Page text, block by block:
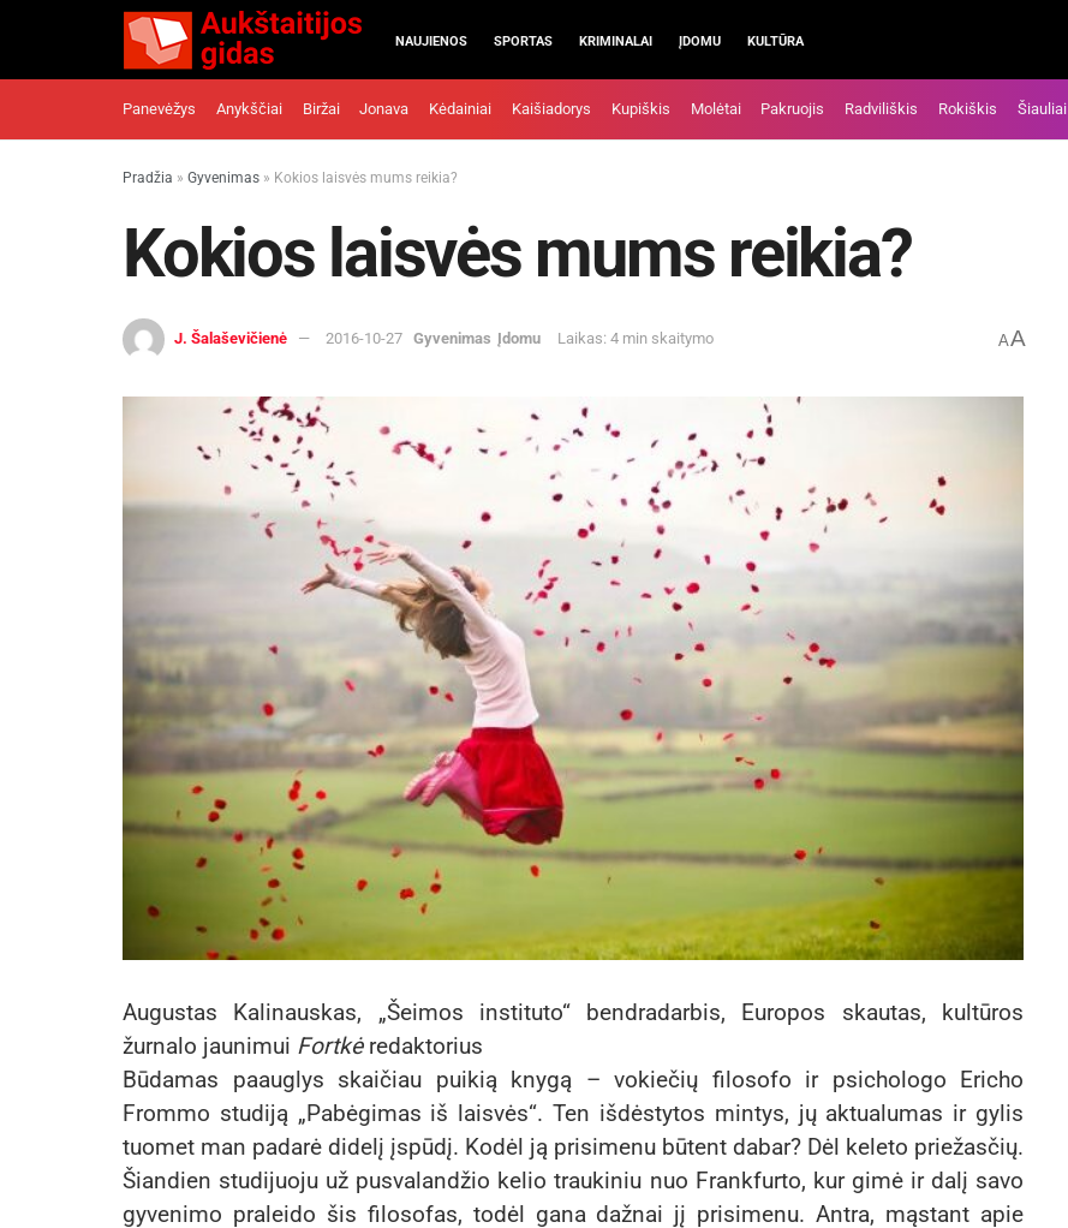
NAUJIENOS SPORTAS KRIMINALAI ĮDOMU KULTŪRA
Panevėžys Anykščiai Biržai Jonava Kėdainiai Kaišiadorys Kupiškis Molėtai Pakruojis Radviliškis Rokiškis Šiauliai
Pradžia » Gyvenimas » Kokios laisvės mums reikia?
Kokios laisvės mums reikia?
J. Šalaševičienė 2016-10-27 Gyvenimas Įdomu Laikas: 4 min skaitymo AA
Augustas Kalinauskas, „Šeimos instituto“ bendradarbis, Europos skautas, kultūros
žurnalo jaunimui Fortkėredaktorius
Būdamas paauglys skaičiau puikią knygą – vokiečių filosofo ir psichologo Ericho
Frommo studiją „Pabėgimas iš laisvės“. Ten išdėstytos mintys, jų aktualumas ir gylis
tuomet man padarė didelį įspūdį. Kodėl ją prisimenu būtent dabar? Dėl keleto priežasčių.
Šiandien studijuoju už pusvalandžio kelio traukiniu nuo Frankfurto, kur gimė ir dalį savo
gyvenimo praleido šis filosofas, todėl gana dažnai jį prisimenu. Antra, mąstant apie